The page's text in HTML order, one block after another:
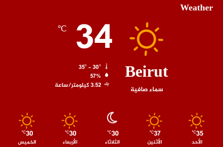
Weather
Beirut
سماء صافية
34
℃
57%
3.52 كيلومتر/ساعة
35
℃
الأحد
37
℃
الأثنين
30
℃
الثلاثاء
30
℃
الأربعاء
30
℃
الخميس